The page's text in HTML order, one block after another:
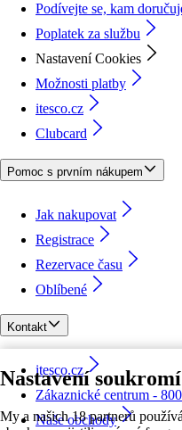
Nastavení
My a našich 18 partnerů
Podívejte se, kam
Poplatek za službu
Nastavení Cookies
Možnosti platby
itesco.cz
Clubcard
Pomoc s prvním nákupem
Jak nakupovat
Registrace
Rezervace času
Oblíbené
Kontakt
itesco.cz
Zákaznické centrum -
Naše obchody